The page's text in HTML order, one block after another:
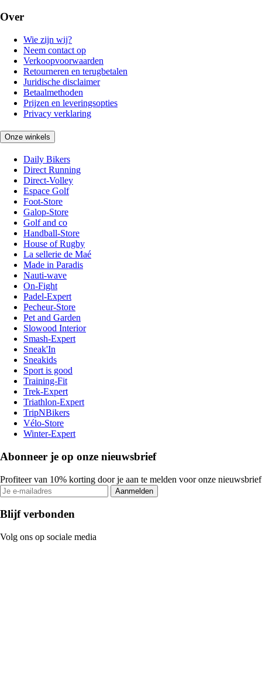
Over
Wie zijn wij?
Neem contact op
Verkoopvoorwaarden
Retourneren en terugbetalen
Juridische disclaimer
Betaalmethoden
Prijzen en leveringsopties
Privacy verklaring
Onze winkels
Daily Bikers
Direct Running
Direct-Volley
Espace Golf
Foot-Store
Galop-Store
Golf and co
Handball-Store
House of Rugby
La sellerie de Maé
Made in Paradis
Nauti-wave
On-Fight
Padel-Expert
Pecheur-Store
Pet and Garden
Slowood Interior
Smash-Expert
Sneak'In
Sneakids
Sport is good
Training-Fit
Trek-Expert
Triathlon-Expert
TripNBikers
Vélo-Store
Winter-Expert
Abonneer je op onze nieuwsbrief
Profiteer van 10% korting door je aan te melden voor onze nieuwsbrief
Aanmelden
Blijf verbonden
Volg ons op sociale media